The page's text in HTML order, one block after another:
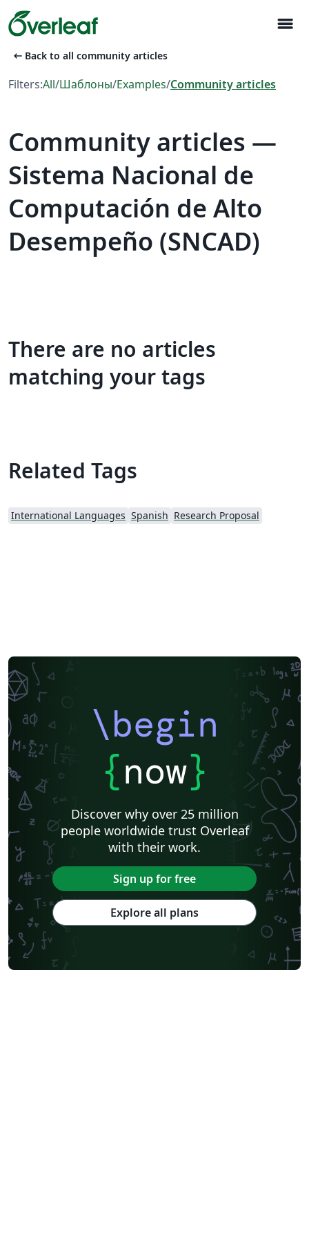
menu
arrow_left_alt Back to all community articles
Filters:All/Шаблоны/Examples/Community articles
Community articles —
Sistema Nacional de
Computación de Alto
Desempeño (SNCAD)
There are no articles
matching your tags
Related Tags
International Languages Spanish Research Proposal
\begin
{now}
Discover why over 25 million
people worldwide trust Overleaf
with their work.
Sign up for free
Explore all plans